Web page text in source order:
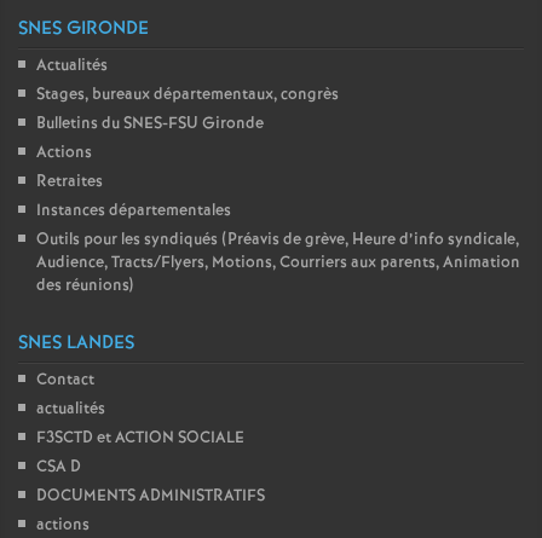
SNES GIRONDE
Actualités
Stages, bureaux départementaux, congrès
Bulletins du SNES-FSU Gironde
Actions
Retraites
Instances départementales
Outils pour les syndiqués (Préavis de grève, Heure d’info syndicale,
Audience, Tracts/Flyers, Motions, Courriers aux parents, Animation
des réunions)
SNES LANDES
Contact
actualités
F3SCTD et ACTION SOCIALE
CSA D
DOCUMENTS ADMINISTRATIFS
actions